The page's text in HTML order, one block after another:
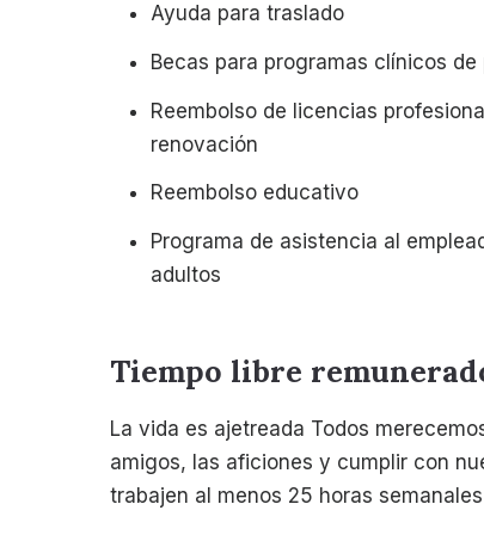
Ayuda para traslado
Becas para programas clínicos de
Reembolso de licencias
renovación
Reembolso educativo
Programa de asistencia al
adultos
Tiempo libre
La vida es ajetreada Todos
amigos, las aficiones y cumplir con
trabajen al menos 25 horas